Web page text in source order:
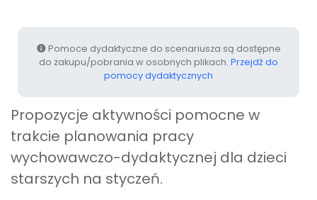
Pomoce dydaktyczne do scenariusza są dostępne
do zakupu/pobrania w osobnych plikach. Przejdź do
pomocy dydaktycznych
Propozycje aktywności pomocne w
trakcie planowania pracy
wychowawczo-dydaktycznej dla dzieci
starszych na styczeń.